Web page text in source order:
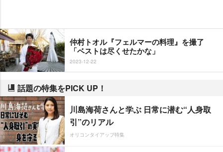
仲村トオル『フェルマーの料理』を撮了
「ベストは尽くせたかな」
2023-12-22
話題の特集をPICK UP！
川島海荷さんと学ぶ 日常に潜む“人身取
引”のリアル
オリコンタイアップ特集